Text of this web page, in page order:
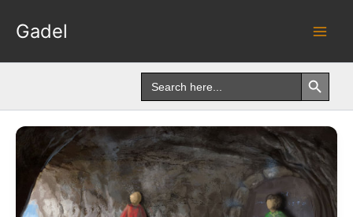
Gadel
Search
for:
Search Button